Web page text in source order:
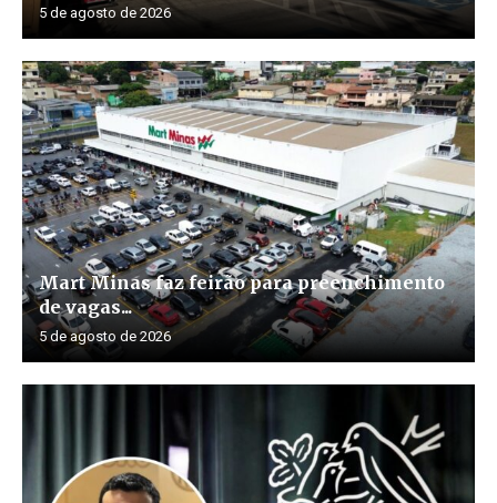
5 de agosto de 2026
Mart Minas faz feirão para preenchimento
de vagas...
5 de agosto de 2026